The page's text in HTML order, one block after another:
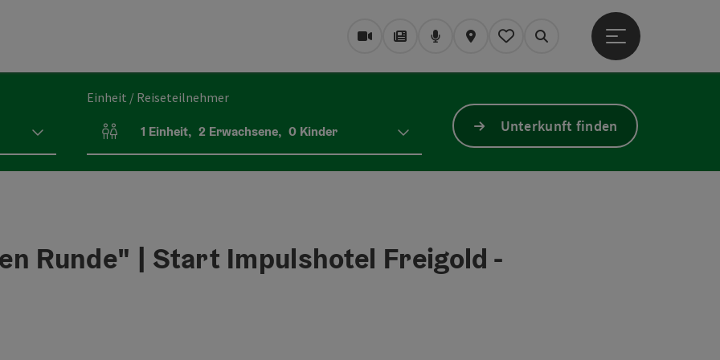
WebcamsMagazin/Blog
PodcastKarteMein Merkzettel
Suchen
Hauptmenü öffnen
Einheit / Reiseteilnehmer
Einheitenanzahl und Personenfelder
1 Einheit, 2 Erwachsene, 0 Kinder Unterkunft finden
Runde" | Start Impulshotel Freigold -